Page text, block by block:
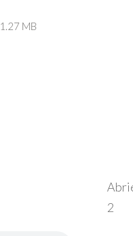
1.27 MB
2